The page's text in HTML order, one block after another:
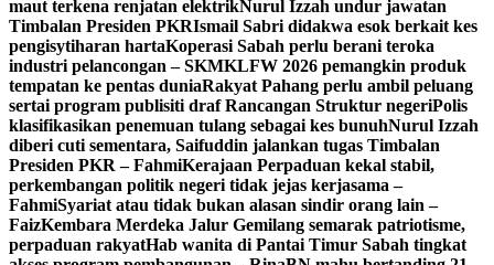
maut terkena renjatan elektrikNurul Izzah undur jawatan
Timbalan Presiden PKRIsmail Sabri didakwa esok berkait kes
pengisytiharan hartaKoperasi Sabah perlu berani teroka
industri pelancongan – SKMKLFW 2026 pemangkin produk
tempatan ke pentas duniaRakyat Pahang perlu ambil peluang
sertai program publisiti draf Rancangan Struktur negeriPolis
klasifikasikan penemuan tulang sebagai kes bunuhNurul Izzah
diberi cuti sementara, Saifuddin jalankan tugas Timbalan
Presiden PKR – FahmiKerajaan Perpaduan kekal stabil,
perkembangan politik negeri tidak jejas kerjasama –
FahmiSyariat atau tidak bukan alasan sindir orang lain –
FaizKembara Merdeka Jalur Gemilang semarak patriotisme,
perpaduan rakyatHab wanita di Pantai Timur Sabah tingkat